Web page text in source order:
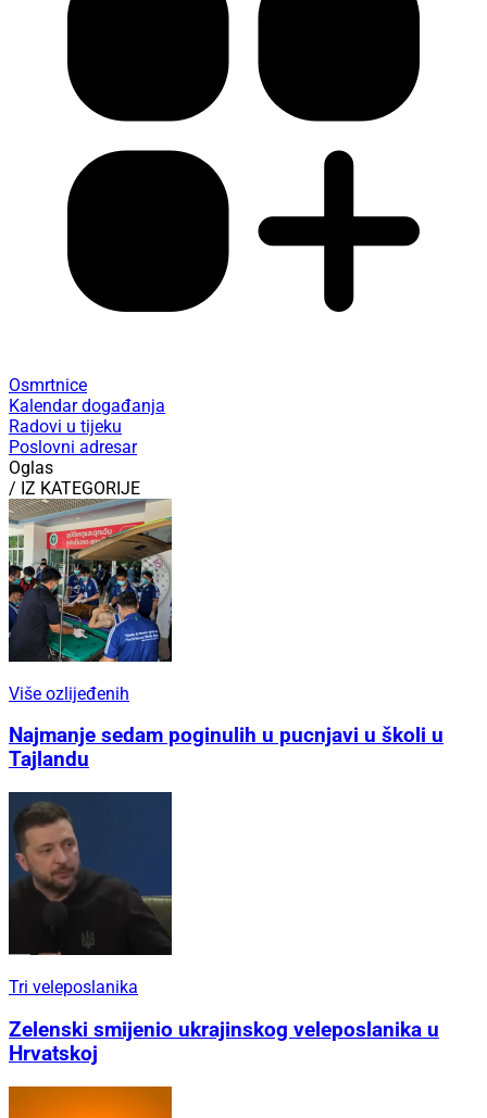
Osmrtnice
Kalendar događanja
Radovi u tijeku
Poslovni adresar
Oglas
/ IZ KATEGORIJE
Više ozlijeđenih
Najmanje sedam poginulih u pucnjavi u školi u
Tajlandu
Tri veleposlanika
Zelenski smijenio ukrajinskog veleposlanika u
Hrvatskoj